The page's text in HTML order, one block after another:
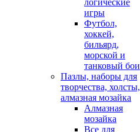
игры
Футбол,
хоккей,
бильярд,
морской и
танковый бои
Пазлы, наборы для
творчества, холсты,
алмазная мозайка
Алмазная
мозайка
Все для